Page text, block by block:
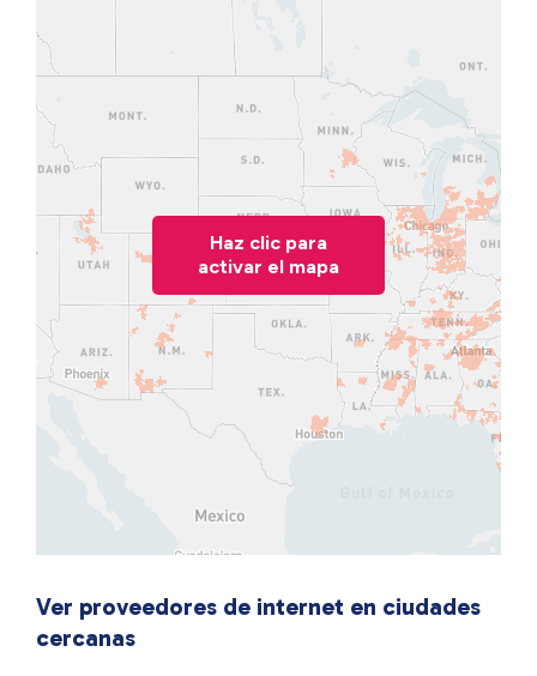
Haz clic para
activar el mapa
Ver proveedores de internet en ciudades
cercanas